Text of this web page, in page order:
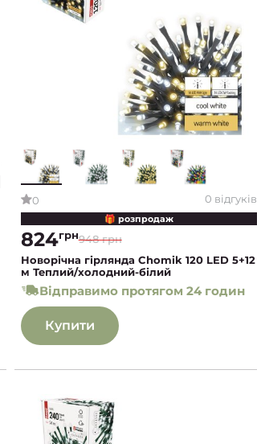
0 0 відгуків
🎁 розпродаж
948 грн
824грн
Новорічна гірлянда Chomik 120 LED 5+12
м Теплий/холодний-білий
Відправимо протягом 24 годин
Купити